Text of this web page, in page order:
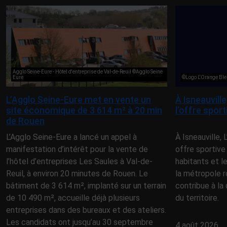
Agglo Seine-Eure - Hôtel d'entreprise de Val-de-Reuil ©Agglo Seine
Eure
L’Agglo Seine-Eure met en vente un
site économique de 3 614 m² à 20 min
de Rouen
L’Agglo Seine-Eure a lancé un appel à
manifestation d’intérêt pour la vente de
l’hôtel d’entreprises Les Saules à Val-de-
Reuil, à environ 20 minutes de Rouen. Le
bâtiment de 3 614 m², implanté sur un terrain
de 10 490 m², accueille déjà plusieurs
entreprises dans des bureaux et des ateliers.
Les candidats ont jusqu’au 30 septembre
©Logo L'Orange
À
l’offre
À Isneauville,
offre sportive
habitants et
la métropole
contribue à
du territoire.